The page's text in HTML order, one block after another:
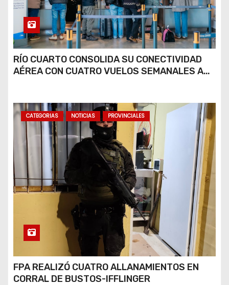
RÍO CUARTO CONSOLIDA SU CONECTIVIDAD
AÉREA CON CUATRO VUELOS SEMANALES A
CATEGORIAS NOTICIAS PROVINCIALES
FPA REALIZÓ CUATRO ALLANAMIENTOS EN
CORRAL DE BUSTOS-IFFLINGER